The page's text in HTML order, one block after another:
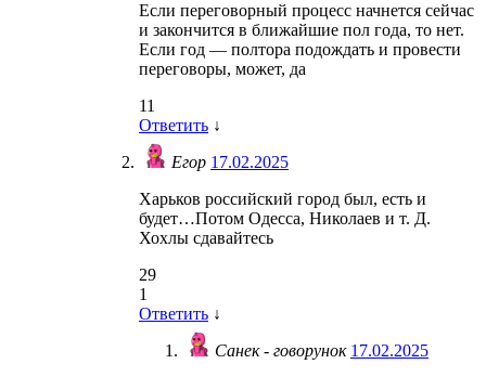
Если переговорный процесс начнется сейчас
и закончится в ближайшие пол года, то нет.
Если год — полтора подождать и провести
переговоры, может, да
11
Ответить ↓
Егор 17.02.2025
Харьков российский город был, есть и
будет…Потом Одесса, Николаев и т. Д.
Хохлы сдавайтесь
29
1
Ответить ↓
Санек - говорунок 17.02.2025